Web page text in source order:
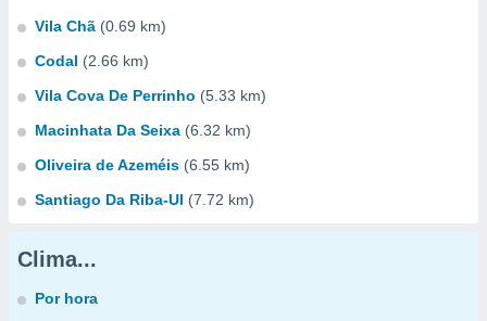
Vila Chã (0.69 km)
Codal (2.66 km)
Vila Cova De Perrinho (5.33 km)
Macinhata Da Seixa (6.32 km)
Oliveira de Azeméis (6.55 km)
Santiago Da Riba-Ul (7.72 km)
Clima...
Por hora